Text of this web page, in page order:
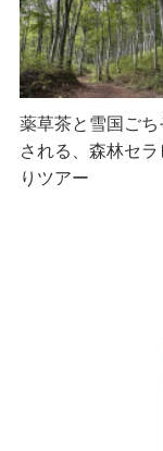
薬草茶と雪国ご
される、森林セ
りツアー